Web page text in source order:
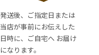
発送後、ご指定日または
当店が事前にお伝えした
日時に、ご自宅へ お届け
になります。